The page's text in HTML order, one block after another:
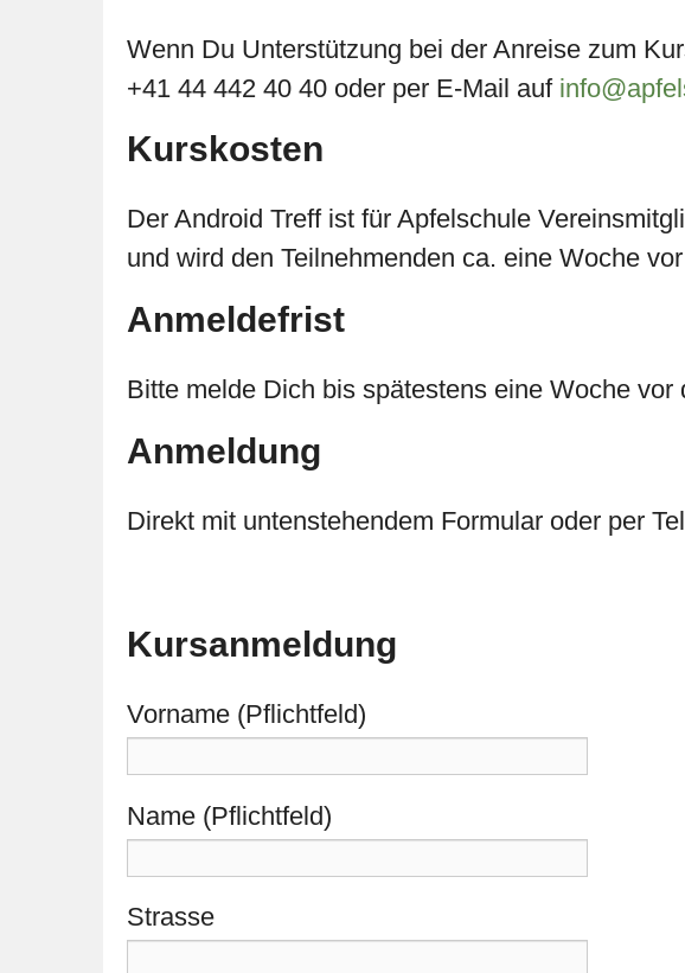
Wenn Du Unterstützung bei der Anreise zum
+41 44 442 40 40 oder per E-Mail auf
Kurskosten
Der Android Treff ist für Apfelschule
und wird den Teilnehmenden ca. eine Woche
Anmeldefrist
Bitte melde Dich bis spätestens eine Woche vor
Anmeldung
Direkt mit untenstehendem Formular oder per
Kursanmeldung
Vorname (Pflichtfeld)
Name (Pflichtfeld)
Strasse